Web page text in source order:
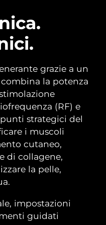
grazie a un
combina la potenza
(RF) e
strategici del
i muscoli
cutaneo,
di collagene,
la pelle,
impostazioni
guidati
on-the-go
& lips
red light therapy
Igiene orale
toothbrush
sonic toothbrush
FAQ™
Trattamenti LED
NEW
stimata
stimata
stimata 17/08/2026
stimata 14/08/2026
stimata16/08/2026
stimata11/08/2026
stimata15/08/2026